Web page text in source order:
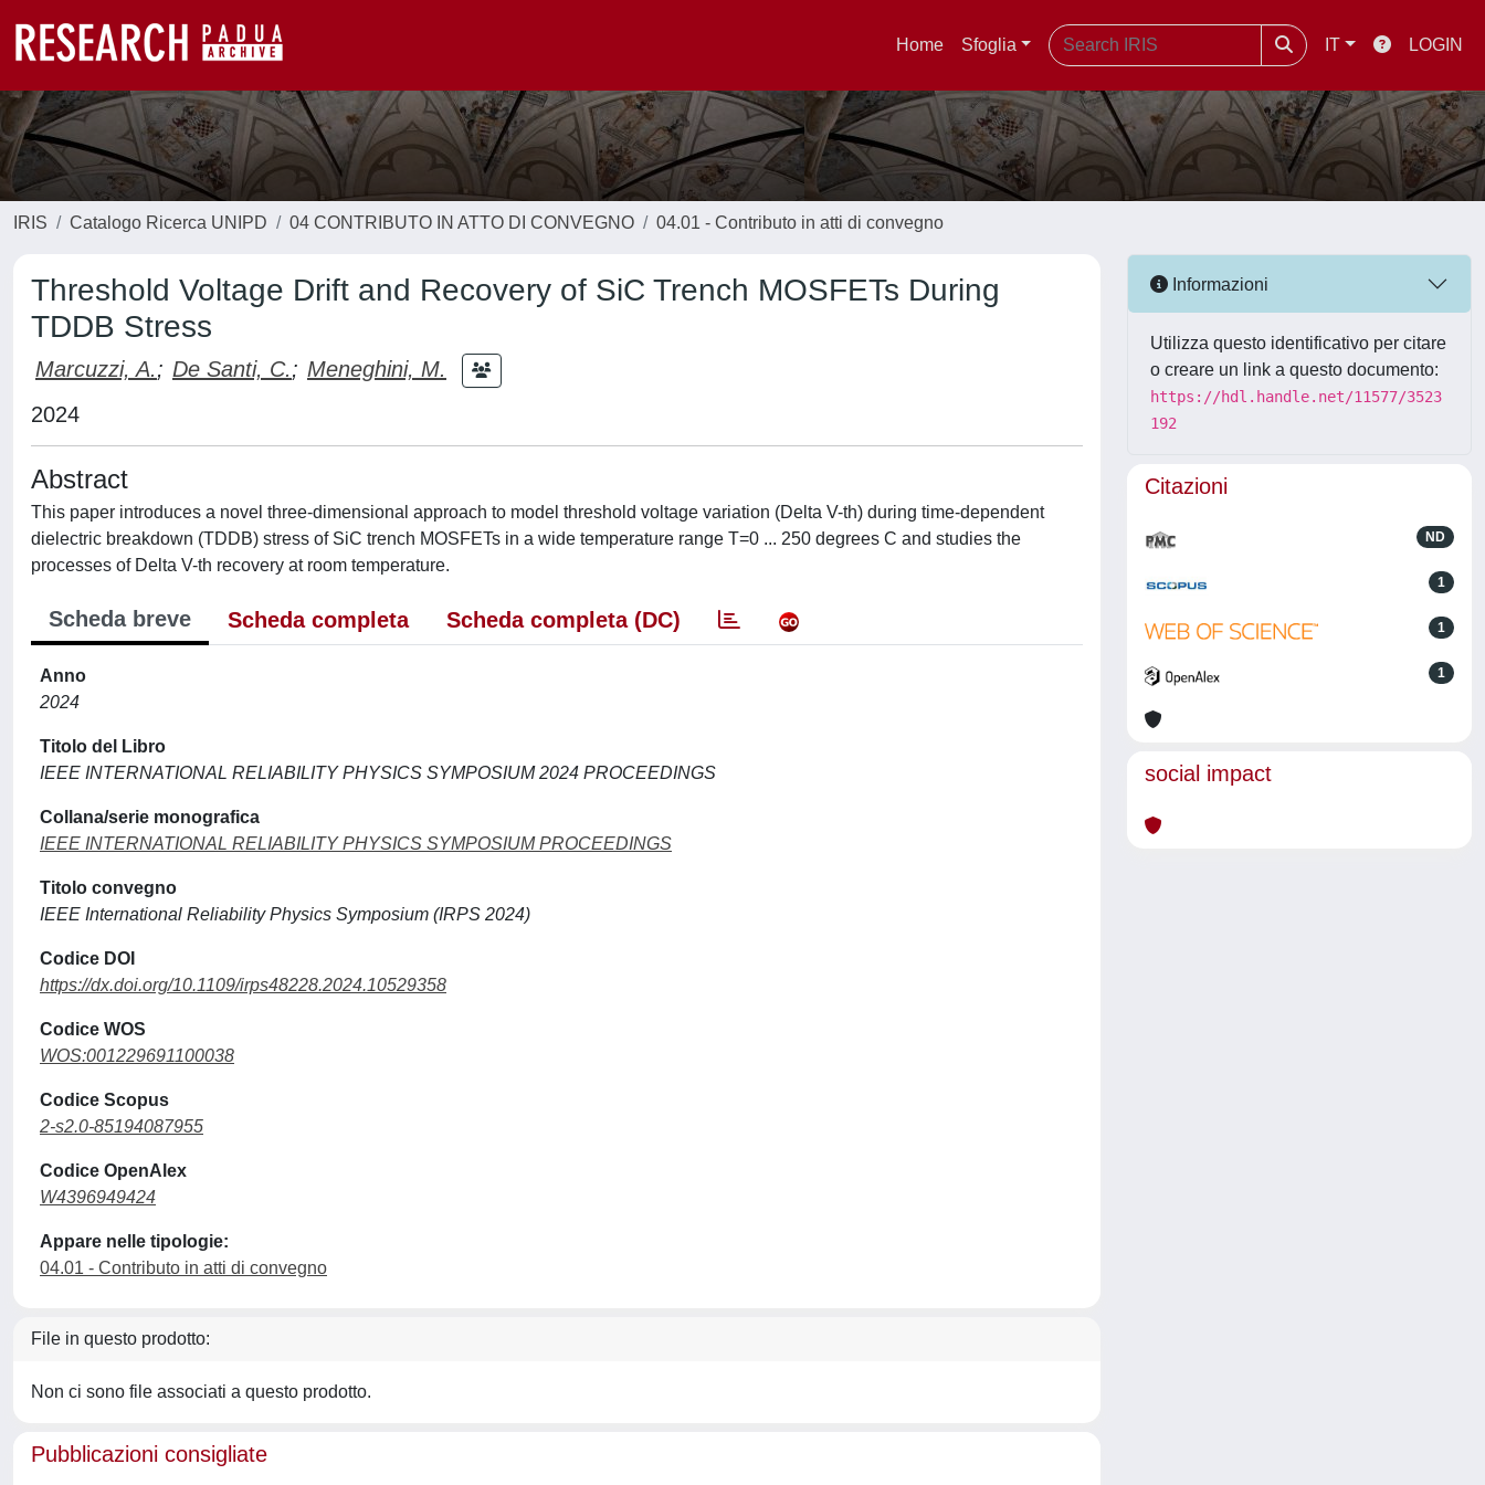
Home Sfoglia IT LOGIN
IRIS Catalogo Ricerca UNIPD 04 CONTRIBUTO IN ATTO DI CONVEGNO 04.01 - Contributo in atti di convegno
Threshold Voltage Drift and Recovery of SiC Trench MOSFETs During
TDDB Stress
Marcuzzi, A.; De Santi, C.; Meneghini, M.
2024
Abstract
This paper introduces a novel three-dimensional approach to model threshold voltage variation (Delta V-th) during time-dependent
dielectric breakdown (TDDB) stress of SiC trench MOSFETs in a wide temperature range T=0 ... 250 degrees C and studies the
processes of Delta V-th recovery at room temperature.
Scheda breve Scheda completa Scheda completa (DC)
Anno
2024
Titolo del Libro
IEEE INTERNATIONAL RELIABILITY PHYSICS SYMPOSIUM 2024 PROCEEDINGS
Collana/serie monografica
IEEE INTERNATIONAL RELIABILITY PHYSICS SYMPOSIUM PROCEEDINGS
Titolo convegno
IEEE International Reliability Physics Symposium (IRPS 2024)
Codice DOI
https://dx.doi.org/10.1109/irps48228.2024.10529358
Codice WOS
WOS:001229691100038
Codice Scopus
2-s2.0-85194087955
Codice OpenAlex
W4396949424
Appare nelle tipologie:
04.01 - Contributo in atti di convegno
File in questo prodotto:
Non ci sono file associati a questo prodotto.
Pubblicazioni consigliate
Informazioni
Utilizza questo identificativo per citare
o creare un link a questo documento:
https://hdl.handle.net/11577/3523
192
Citazioni
ND
1
1
1
social impact